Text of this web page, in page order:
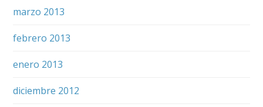
marzo 2013
febrero 2013
enero 2013
diciembre 2012